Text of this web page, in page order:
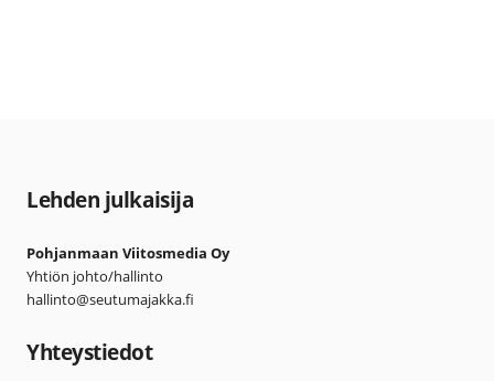
Lehden julkaisija
Pohjanmaan Viitosmedia Oy
Yhtiön johto/hallinto
hallinto@seutumajakka.fi
Yhteystiedot